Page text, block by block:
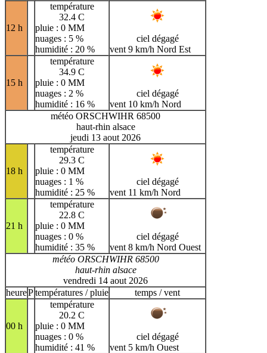
12 h
température
32.4 C
pluie : 0 MM
nuages : 5 %
humidité : 20 %
ciel dégagé
vent 9 km/h Nord Est
15 h
température
34.9 C
pluie : 0 MM
nuages : 2 %
humidité : 16 %
ciel dégagé
vent 10 km/h Nord
météo ORSCHWIHR 68500
haut-rhin alsace
jeudi 13 aout 2026
18 h
température
29.3 C
pluie : 0 MM
nuages : 1 %
humidité : 25 %
ciel dégagé
vent 11 km/h Nord
21 h
température
22.8 C
pluie : 0 MM
nuages : 0 %
humidité : 35 %
ciel dégagé
vent 8 km/h Nord Ouest
météo ORSCHWIHR 68500
haut-rhin alsace
vendredi 14 aout 2026
heurePtempératures / pluie temps / vent
00 h
température
20.2 C
pluie : 0 MM
nuages : 0 %
humidité : 41 %
ciel dégagé
vent 5 km/h Ouest